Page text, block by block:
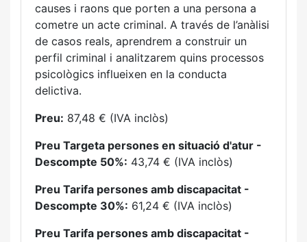
causes i raons que porten a una persona a
cometre un acte criminal. A través de l’anàlisi
de casos reals, aprendrem a construir un
perfil criminal i analitzarem quins processos
psicològics influeixen en la conducta
delictiva.
Preu: 87,48 € (IVA inclòs)
Preu Targeta persones en situació d'atur -
Descompte 50%: 43,74 € (IVA inclòs)
Preu Tarifa persones amb discapacitat -
Descompte 30%: 61,24 € (IVA inclòs)
Preu Tarifa persones amb discapacitat -